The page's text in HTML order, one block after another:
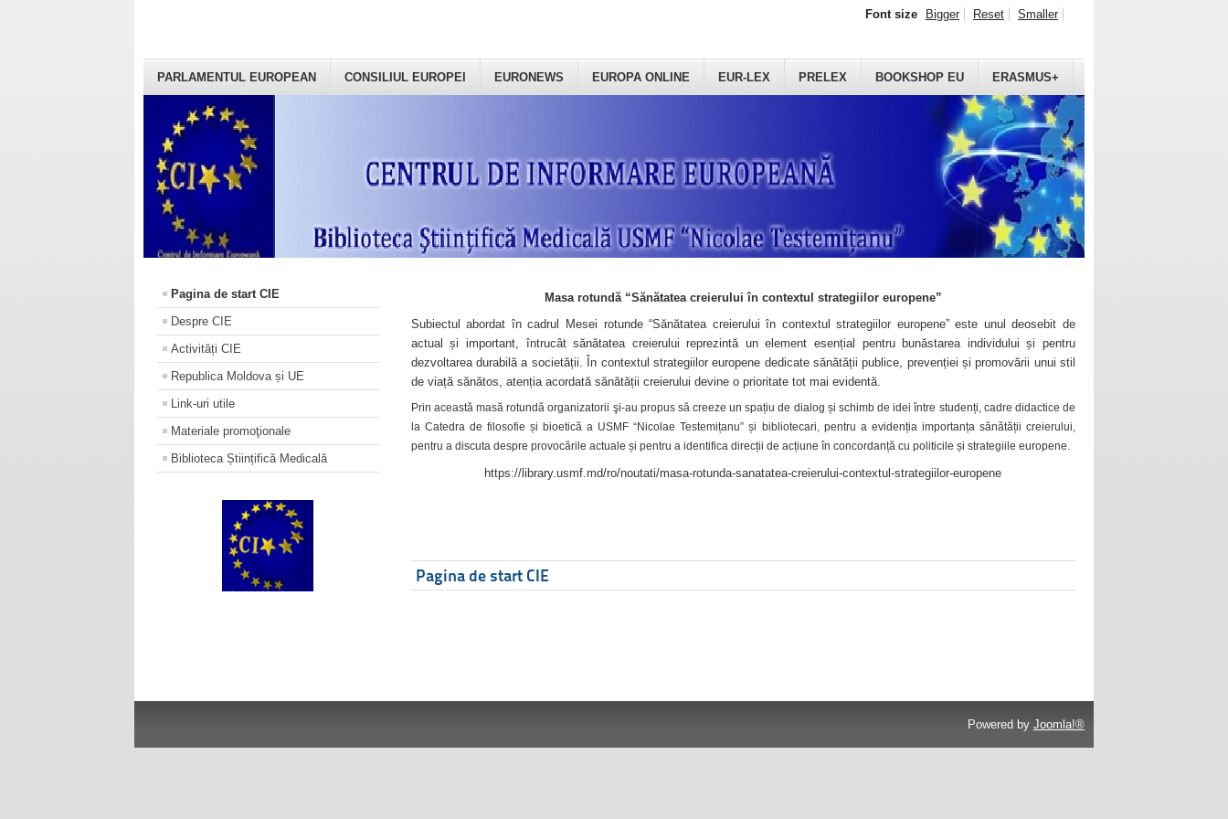
PARLAMENTUL EUROPEAN CONSILIUL EUROPEI EURONEWS EUROPA ONLINE EUR-LEX PRELEX BOOKSHOP EU ERASMUS+
Font size Bigger Reset Smaller
Pagina de start CIE
Despre CIE
Activități CIE
Republica Moldova și UE
Link-uri utile
Materiale promoţionale
Biblioteca Științifică Medicală
Masa rotundă “Sănătatea creierului în contextul strategiilor europene”
Subiectul abordat în cadrul Mesei rotunde “Sănătatea creierului în contextul strategiilor europene” este unul deosebit de
actual și important, întrucât sănătatea creierului reprezintă un element esențial pentru bunăstarea individului și pentru
dezvoltarea durabilă a societății. În contextul strategiilor europene dedicate sănătății publice, prevenției și promovării unui stil
de viață sănătos, atenția acordată sănătății creierului devine o prioritate tot mai evidentă.
Prin această masă rotundă organizatorii şi-au propus să creeze un spațiu de dialog și schimb de idei între studenți, cadre didactice de
la Catedra de filosofie și bioetică a USMF “Nicolae Testemițanu” și bibliotecari, pentru a evidenția importanța sănătății creierului,
pentru a discuta despre provocările actuale și pentru a identifica direcții de acțiune în concordanță cu politicile și strategiile europene.
https://library.usmf.md/ro/noutati/masa-rotunda-sanatatea-creierului-contextul-strategiilor-europene
Pagina de start CIE
Powered by Joomla!®